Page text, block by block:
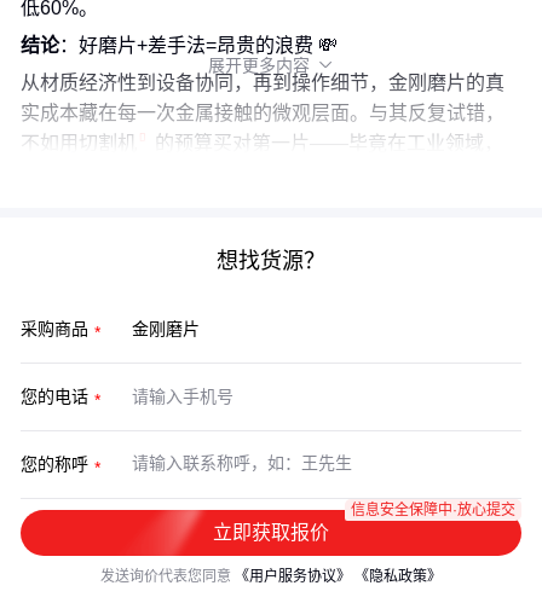
低60%。
结论：好磨片+差手法=昂贵的浪费 💸
从材质经济性到设备协同，再到操作细节，金刚磨片的真
实成本藏在每一次金属接触的微观层面。与其反复试错，
不如用 切割机
的预算买对第一片——毕竟在工业领域，
展开更多内容 
想找货源？
采购商品
您的电话
您的称呼
立即获取报价
信息安全保障中·放心提交
发送询价代表您同意 《用户服务协议》 《隐私政策》